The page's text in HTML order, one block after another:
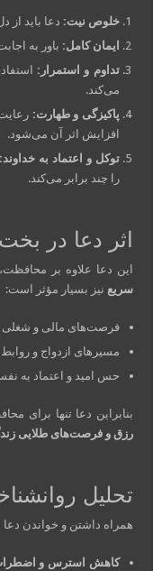
خلوص نیت: دعا باید از
ایمان کامل: باور به
تداوم و استمرار:
می‌کند.
پاکیزگی و طهارت:
افزایش اثر آن می‌شود.
توکل و اعتماد به خداوند:
را چند برابر می‌کند.
اثر دعا در
این دعا علاوه بر
سریع نیز بسیار مؤثر است:
فرصت‌های مالی و شغلی
مسیرهای ازدواج و
حس امید و اعتماد به
بنابراین دعا تنها برای
رزق و فرصت‌های طلایی
تحلیل
همراه داشتن و خواندن دعا
کاهش استرس و